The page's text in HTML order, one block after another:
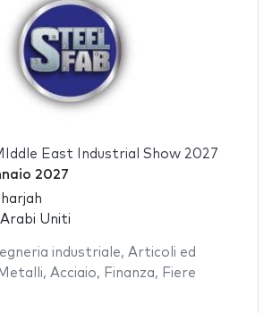
East Industrial Show 2027
2027
Uniti
industriale, Articoli ed
Metalli, Acciaio, Finanza, Fiere